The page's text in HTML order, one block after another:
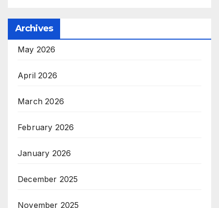
Archives
May 2026
April 2026
March 2026
February 2026
January 2026
December 2025
November 2025